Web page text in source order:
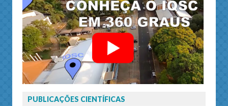
PUBLICAÇÕES CIENTÍFICAS